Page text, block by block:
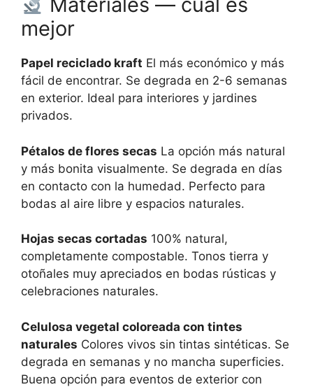
mejor
Papel reciclado kraft El más económico y más
fácil de encontrar. Se degrada en 2-6 semanas
en exterior. Ideal para interiores y jardines
privados.
Pétalos de flores secas La opción más natural
y más bonita visualmente. Se degrada en días
en contacto con la humedad. Perfecto para
bodas al aire libre y espacios naturales.
Hojas secas cortadas 100% natural,
completamente compostable. Tonos tierra y
otoñales muy apreciados en bodas rústicas y
celebraciones naturales.
Celulosa vegetal coloreada con tintes
naturales Colores vivos sin tintas sintéticas. Se
degrada en semanas y no mancha superficies.
Buena opción para eventos de exterior con